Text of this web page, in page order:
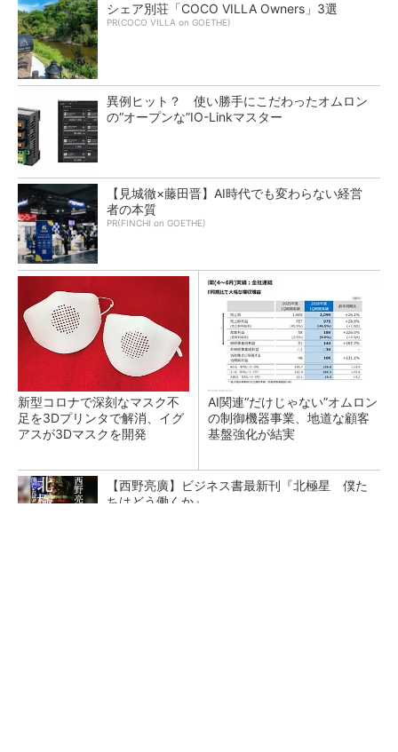
シェア別荘「COCO VILLA Owners」3選
PR(COCO VILLA on GOETHE)
異例ヒット？ 使い勝手にこだわったオムロン
の“オープンな”IO-Linkマスター
【見城徹×藤田晋】AI時代でも変わらない経営
者の本質
PR(FINCHI on GOETHE)
新型コロナで深刻なマスク不
足を3Dプリンタで解消、イグ
アスが3Dマスクを開発
AI関連“だけじゃない”オムロン
の制御機器事業、地道な顧客
基盤強化が結実
【西野亮廣】ビジネス書最新刊『北極星 僕た
ちはどう働くか』